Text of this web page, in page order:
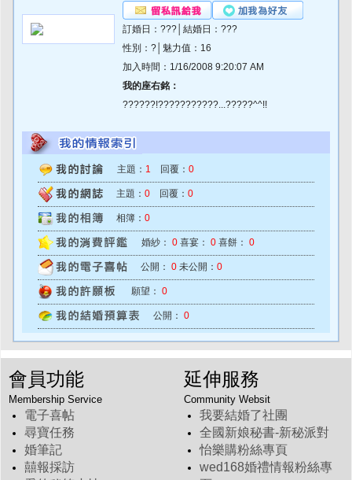
訂婚日：???│結婚日：???
性別：?│魅力值：16
加入時間：1/16/2008 9:20:07 AM
我的座右銘：
??????!???????????...?????^^!!
主題： 1 回覆： 0
主題： 0 回覆： 0
相簿： 0
婚紗： 0 喜宴： 0 喜餅： 0
公開： 0 未公開： 0
願望： 0
公開： 0
會員功能
Membership Service
電子喜帖
尋寶任務
婚筆記
囍報採訪
延伸服務
Community Websit
我要結婚了社團
全國新娘秘書-新秘派對
怡樂購粉絲專頁
wed168婚禮情報粉絲專